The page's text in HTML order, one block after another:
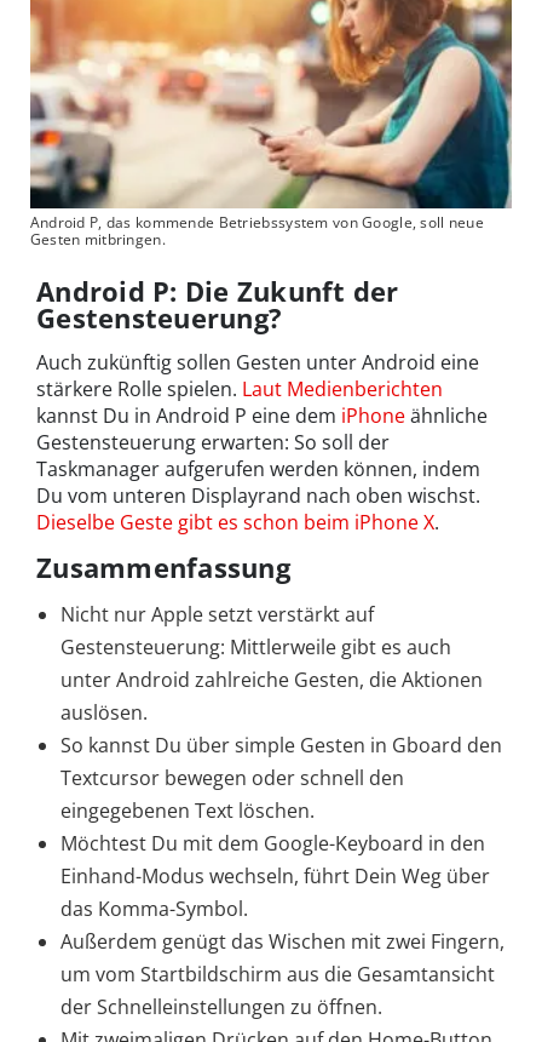
Android P, das kommende Betriebssystem von Google, soll neue
Gesten mitbringen.
Android P: Die Zukunft der
Gestensteuerung?
Auch zukünftig sollen Gesten unter Android eine
stärkere Rolle spielen. Laut Medienberichten
kannst Du in Android P eine dem iPhoneähnliche
Gestensteuerung erwarten: So soll der
Taskmanager aufgerufen werden können, indem
Du vom unteren Displayrand nach oben wischst.
Dieselbe Geste gibt es schon beim iPhone X.
Zusammenfassung
Nicht nur Apple setzt verstärkt auf
Gestensteuerung: Mittlerweile gibt es auch
unter Android zahlreiche Gesten, die Aktionen
auslösen.
So kannst Du über simple Gesten in Gboard den
Textcursor bewegen oder schnell den
eingegebenen Text löschen.
Möchtest Du mit dem Google-Keyboard in den
Einhand-Modus wechseln, führt Dein Weg über
das Komma-Symbol.
Außerdem genügt das Wischen mit zwei Fingern,
um vom Startbildschirm aus die Gesamtansicht
der Schnelleinstellungen zu öffnen.